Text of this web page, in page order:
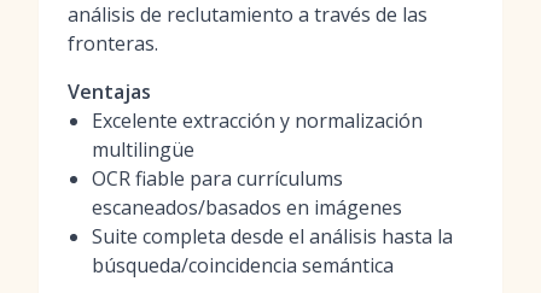
análisis de reclutamiento a través de las
fronteras.
Ventajas
Excelente extracción y normalización
multilingüe
OCR fiable para currículums
escaneados/basados en imágenes
Suite completa desde el análisis hasta la
búsqueda/coincidencia semántica